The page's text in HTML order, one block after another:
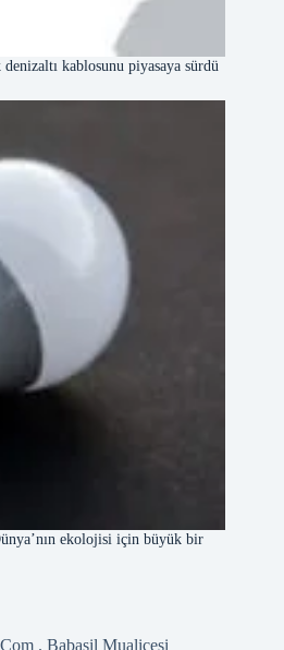
kablosunu piyasaya sürdü
ekolojisi için büyük bir
. Babasil Mualicesi